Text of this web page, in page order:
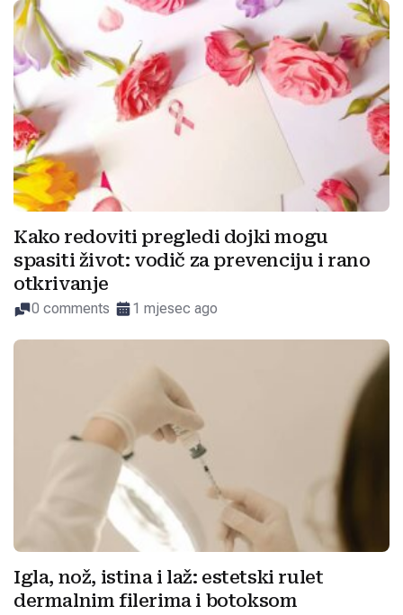
Kako redoviti pregledi dojki mogu
spasiti život: vodič za prevenciju i rano
otkrivanje
0 comments 1 mjesec ago
Igla, nož, istina i laž: estetski rulet
dermalnim filerima i botoksom